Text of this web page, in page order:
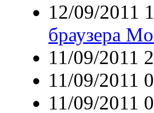
12/09/2011
браузера
11/09/2011
11/09/2011
11/09/2011